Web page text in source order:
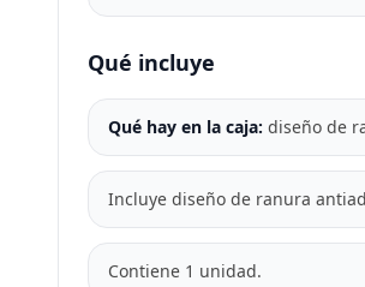
Qué incluye
Qué hay en la caja: diseño de
Incluye diseño de ranura
Contiene 1 unidad.